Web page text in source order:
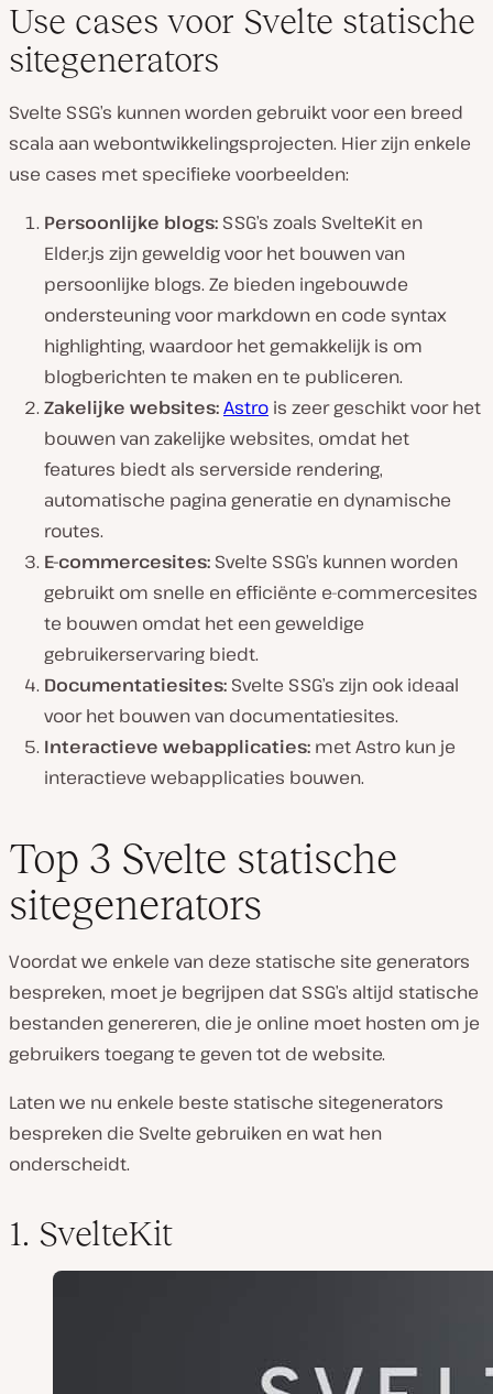
Use cases voor Svelte statische
sitegenerators
Svelte SSG’s kunnen worden gebruikt voor een breed
scala aan webontwikkelingsprojecten. Hier zijn enkele
use cases met specifieke voorbeelden:
Persoonlijke blogs: SSG’s zoals SvelteKit en
Elder.js zijn geweldig voor het bouwen van
persoonlijke blogs. Ze bieden ingebouwde
ondersteuning voor markdown en code syntax
highlighting, waardoor het gemakkelijk is om
blogberichten te maken en te publiceren.
Zakelijke websites:Astro is zeer geschikt voor het
bouwen van zakelijke websites, omdat het
features biedt als serverside rendering,
automatische pagina generatie en dynamische
routes.
E-commercesites: Svelte SSG’s kunnen worden
gebruikt om snelle en efficiënte e-commercesites
te bouwen omdat het een geweldige
gebruikerservaring biedt.
Documentatiesites: Svelte SSG’s zijn ook ideaal
voor het bouwen van documentatiesites.
Interactieve webapplicaties: met Astro kun je
interactieve webapplicaties bouwen.
Top 3 Svelte statische
sitegenerators
Voordat we enkele van deze statische site generators
bespreken, moet je begrijpen dat SSG’s altijd statische
bestanden genereren, die je online moet hosten om je
gebruikers toegang te geven tot de website.
Laten we nu enkele beste statische sitegenerators
bespreken die Svelte gebruiken en wat hen
onderscheidt.
1. SvelteKit